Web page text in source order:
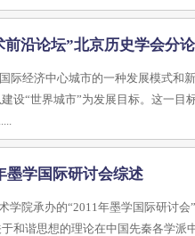
前沿论坛”北京历史学会分
际经济中心城市的一种发展模式
设“世界城市”为发展目标。这一
学国际研讨会综述
学院承办的“2011年墨学国际研讨
和谐思想的理论在中国先秦各学